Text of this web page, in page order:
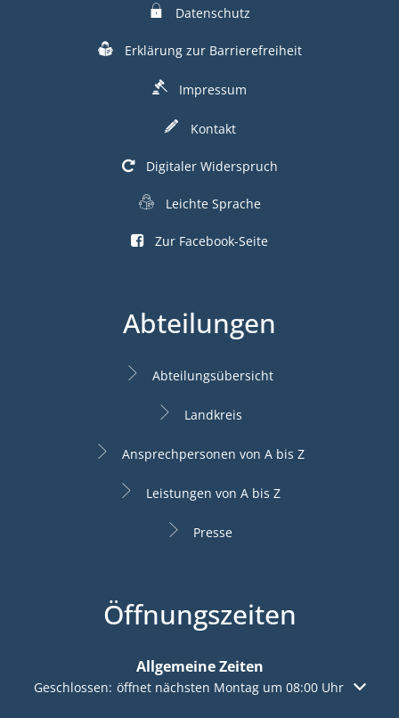
Datenschutz
Erklärung zur Barrierefreiheit
Impressum
Kontakt
Digitaler Widerspruch
Leichte Sprache
Zur Facebook-Seite
Abteilungen
Abteilungsübersicht
Landkreis
Ansprechpersonen von A bis Z
Leistungen von A bis Z
Presse
Öffnungszeiten
Allgemeine Zeiten
Klicken, um weitere Öffnungs- oder Schließzeiten
Geschlossen: öffnet nächsten Montag um 08:00 Uhr